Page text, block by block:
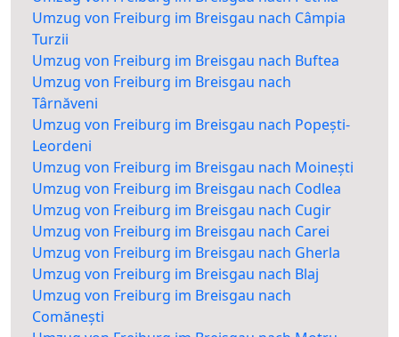
Umzug von Freiburg im Breisgau nach Câmpia
Turzii
Umzug von Freiburg im Breisgau nach Buftea
Umzug von Freiburg im Breisgau nach
Târnăveni
Umzug von Freiburg im Breisgau nach Popești-
Leordeni
Umzug von Freiburg im Breisgau nach Moinești
Umzug von Freiburg im Breisgau nach Codlea
Umzug von Freiburg im Breisgau nach Cugir
Umzug von Freiburg im Breisgau nach Carei
Umzug von Freiburg im Breisgau nach Gherla
Umzug von Freiburg im Breisgau nach Blaj
Umzug von Freiburg im Breisgau nach
Comănești